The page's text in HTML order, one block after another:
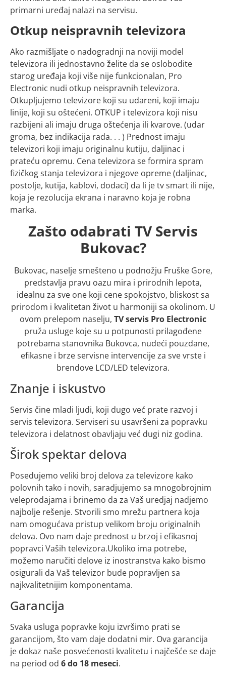
primarni uređaj nalazi na servisu.
Otkup neispravnih televizora
Ako razmišljate o nadogradnji na noviji model
televizora ili jednostavno želite da se oslobodite
starog uređaja koji više nije funkcionalan, Pro
Electronic nudi otkup neispravnih televizora.
Otkupljujemo televizore koji su udareni, koji imaju
linije, koji su oštećeni. OTKUP i televizora koji nisu
razbijeni ali imaju druga oštećenja ili kvarove. (udar
groma, bez indikacija rada. . . ) Prednost imaju
televizori koji imaju originalnu kutiju, daljinac i
prateću opremu. Cena televizora se formira spram
fizičkog stanja televizora i njegove opreme (daljinac,
postolje, kutija, kablovi, dodaci) da li je tv smart ili nije,
koja je rezolucija ekrana i naravno koja je robna
marka.
Zašto odabrati TV Servis
Bukovac?
Bukovac, naselje smešteno u podnožju Fruške Gore,
predstavlja pravu oazu mira i prirodnih lepota,
idealnu za sve one koji cene spokojstvo, bliskost sa
prirodom i kvalitetan život u harmoniji sa okolinom. U
ovom prelepom naselju, TV servis Pro Electronic
pruža usluge koje su u potpunosti prilagođene
potrebama stanovnika Bukovca, nudeći pouzdane,
efikasne i brze servisne intervencije za sve vrste i
brendove LCD/LED televizora.
Znanje i iskustvo
Servis čine mladi ljudi, koji dugo već prate razvoj i
servis televizora. Serviseri su usavršeni za popravku
televizora i delatnost obavljaju već dugi niz godina.
Širok spektar delova
Posedujemo veliki broj delova za televizore kako
polovnih tako i novih, saradjujemo sa mnogobrojnim
veleprodajama i brinemo da za Vaš uredjaj nadjemo
najbolje rešenje. Stvorili smo mrežu partnera koja
nam omogućava pristup velikom broju originalnih
delova. Ovo nam daje prednost u brzoj i efikasnoj
popravci Vaših televizora.Ukoliko ima potrebe,
možemo naručiti delove iz inostranstva kako bismo
osigurali da Vaš televizor bude popravljen sa
najkvalitetnijim komponentama.
Garancija
Svaka usluga popravke koju izvršimo prati se
garancijom, što vam daje dodatni mir. Ova garancija
je dokaz naše posvećenosti kvalitetu i najčešće se daje
na period od 6 do 18 meseci.